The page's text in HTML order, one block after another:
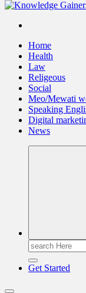
Read & Spread
Home
Health
Law
Religeous
Social
Meo/Mewati
Speaking
Digital
News
Search
for:
Get Started